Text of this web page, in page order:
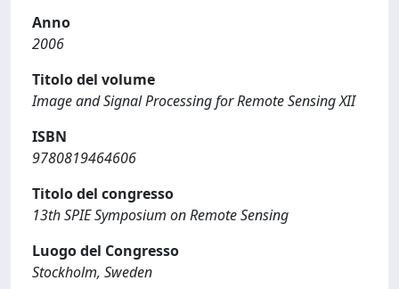
Anno
2006
Titolo del volume
Image and Signal Processing for Remote Sensing XII
ISBN
9780819464606
Titolo del congresso
13th SPIE Symposium on Remote Sensing
Luogo del Congresso
Stockholm, Sweden